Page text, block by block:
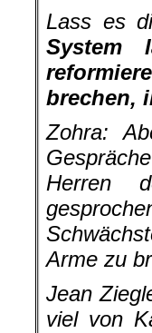
Lass es
System
brechen,
Zohra:
Herren
Arme zu
Jean
viel von